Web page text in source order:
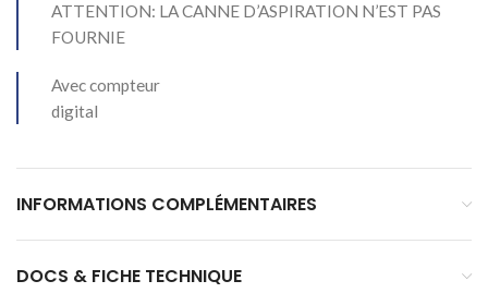
ATTENTION: LA CANNE D’ASPIRATION N’EST PAS
FOURNIE
Avec compteur
digital
INFORMATIONS COMPLÉMENTAIRES
DOCS & FICHE TECHNIQUE